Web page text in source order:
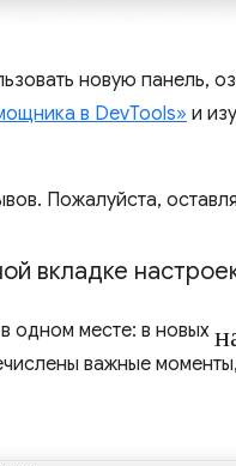
новую панель,
в DevTools» и
Пожалуйста,
вкладке
одном месте: в новых
важные